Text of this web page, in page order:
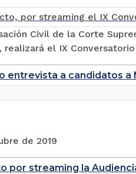
Civil de la Corte
realizará el IX
entrevista a candidatos a
de 2019
por streaming la